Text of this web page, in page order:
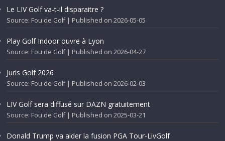
Le LIV Golf va-t-il disparaitre ?
Source: Fou de Golf Published on 2026-05-05
Play Golf Indoor ouvre à Lyon
Source: Fou de Golf Published on 2026-04-27
Juris Golf 2026
Source: Fou de Golf Published on 2026-02-03
LIV Golf sera diffusé sur DAZN gratuitement
Source: Fou de Golf Published on 2025-03-21
Donald Trump va aider la fusion PGA Tour-LivGolf